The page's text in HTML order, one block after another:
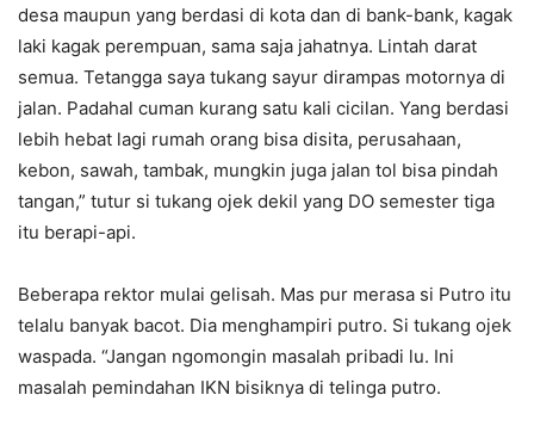
desa maupun yang berdasi di kota dan di bank-bank, kagak
laki kagak perempuan, sama saja jahatnya. Lintah darat
semua. Tetangga saya tukang sayur dirampas motornya di
jalan. Padahal cuman kurang satu kali cicilan. Yang berdasi
lebih hebat lagi rumah orang bisa disita, perusahaan,
kebon, sawah, tambak, mungkin juga jalan tol bisa pindah
tangan,” tutur si tukang ojek dekil yang DO semester tiga
itu berapi-api.
Beberapa rektor mulai gelisah. Mas pur merasa si Putro itu
telalu banyak bacot. Dia menghampiri putro. Si tukang ojek
waspada. “Jangan ngomongin masalah pribadi lu. Ini
masalah pemindahan IKN bisiknya di telinga putro.